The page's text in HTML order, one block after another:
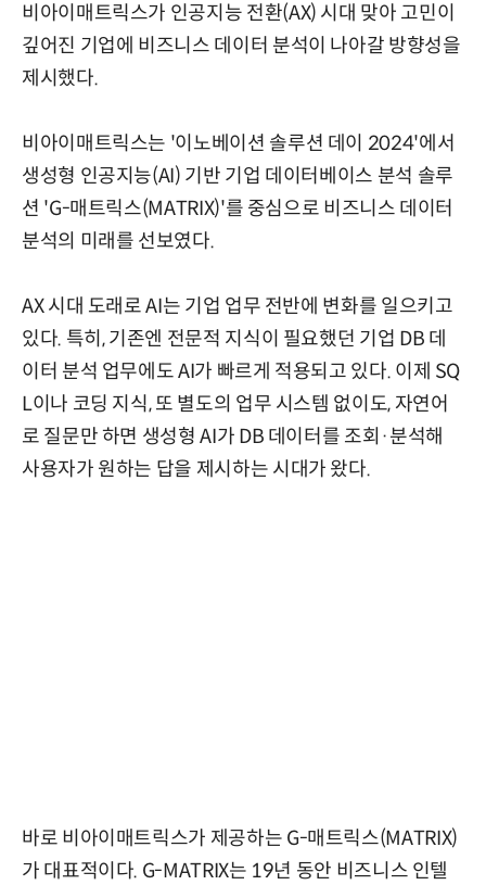
비아이매트릭스가 인공지능 전환(AX) 시대 맞아 고민이
깊어진 기업에 비즈니스 데이터 분석이 나아갈 방향성을
제시했다.
비아이매트릭스는 '이노베이션 솔루션 데이 2024'에서
생성형 인공지능(AI) 기반 기업 데이터베이스 분석 솔루
션 'G-매트릭스(MATRIX)'를 중심으로 비즈니스 데이터
분석의 미래를 선보였다.
AX 시대 도래로 AI는 기업 업무 전반에 변화를 일으키고
있다. 특히, 기존엔 전문적 지식이 필요했던 기업 DB 데
이터 분석 업무에도 AI가 빠르게 적용되고 있다. 이제 SQ
L이나 코딩 지식, 또 별도의 업무 시스템 없이도, 자연어
로 질문만 하면 생성형 AI가 DB 데이터를 조회·분석해
사용자가 원하는 답을 제시하는 시대가 왔다.
바로 비아이매트릭스가 제공하는 G-매트릭스(MATRIX)
가 대표적이다. G-MATRIX는 19년 동안 비즈니스 인텔